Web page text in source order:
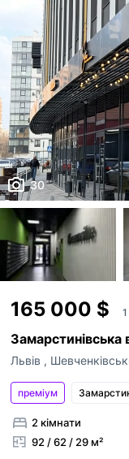
30
165 000 $
Замарстинівська
Львів ,
преміум
2 кімнати
92 / 62 / 29 м²